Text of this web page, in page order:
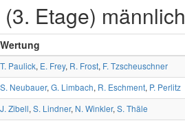
Etage) männlich
Wertung
T. Paulick, E. Frey, R. Frost, F. Tzscheuschner
S. Neubauer, G. Limbach, R. Eschment, P. Perlitz
J. Zibell, S. Lindner, N. Winkler, S. Thäle